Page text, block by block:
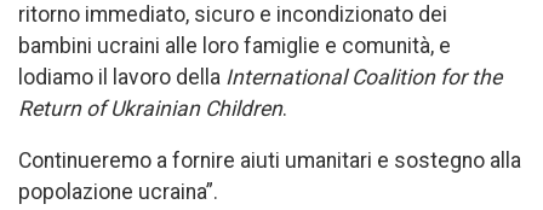
ritorno immediato, sicuro e incondizionato dei
bambini ucraini alle loro famiglie e comunità, e
lodiamo il lavoro della International Coalition for the
Return of Ukrainian Children.
Continueremo a fornire aiuti umanitari e sostegno alla
popolazione ucraina”.